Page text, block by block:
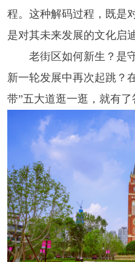
程。这种解码过程，既是
是对其未来发展的文化启迪
老街区如何新生？是守
新一轮发展中再次起跳？
带”五大道逛一逛，就有了